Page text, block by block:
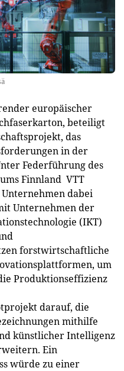
europäischer
beteiligt
das
in der
Federführung des
Finnland VTT
dabei
Unternehmen der
(IKT)
forstwirtschaftliche
um
Produktionseffizienz
darauf, die
mithilfe
künstlicher Intelligenz
Ein
würde zu einer